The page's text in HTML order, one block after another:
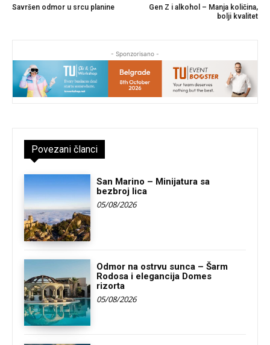
Savršen odmor u srcu planine
Gen Z i alkohol – Manja količina,
bolji kvalitet
- Sponzorisano -
Povezani članci
San Marino – Minijatura sa
bezbroj lica
05/08/2026
Odmor na ostrvu sunca – Šarm
Rodosa i elegancija Domes
rizorta
05/08/2026